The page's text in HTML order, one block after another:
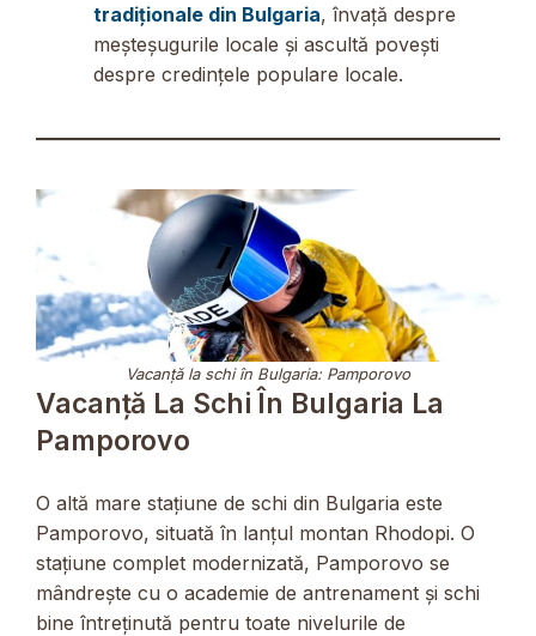
tradiționale din Bulgaria, învață despre
meșteșugurile locale și ascultă povești
despre credințele populare locale.
Vacanță la schi în Bulgaria: Pamporovo
Vacanță La Schi În Bulgaria La
Pamporovo
O altă mare stațiune de schi din Bulgaria este
Pamporovo, situată în lanțul montan Rhodopi. O
stațiune complet modernizată, Pamporovo se
mândrește cu o academie de antrenament și schi
bine întreținută pentru toate nivelurile de